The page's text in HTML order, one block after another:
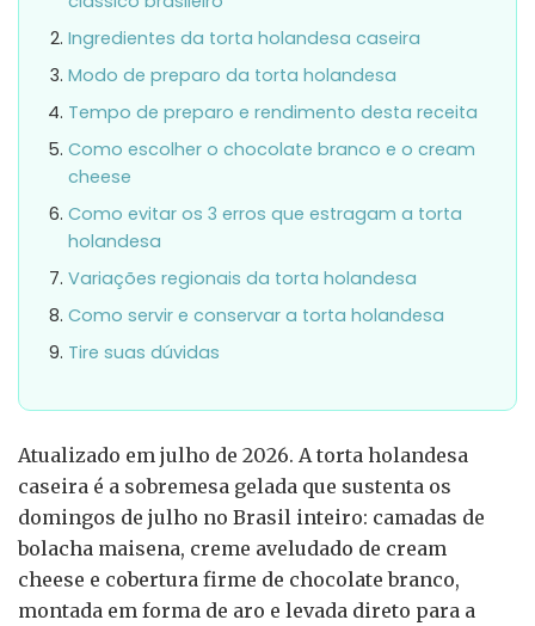
Ingredientes da torta holandesa caseira
Modo de preparo da torta holandesa
Tempo de preparo e rendimento desta receita
Como escolher o chocolate branco e o cream
cheese
Como evitar os 3 erros que estragam a torta
holandesa
Variações regionais da torta holandesa
Como servir e conservar a torta holandesa
Tire suas dúvidas
Atualizado em julho de 2026. A torta holandesa
caseira é a sobremesa gelada que sustenta os
domingos de julho no Brasil inteiro: camadas de
bolacha maisena, creme aveludado de cream
cheese e cobertura firme de chocolate branco,
montada em forma de aro e levada direto para a